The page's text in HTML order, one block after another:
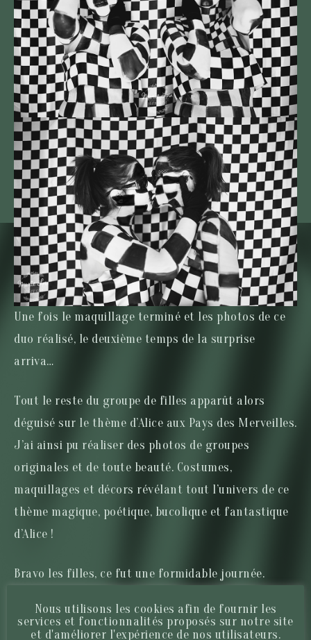
Une fois le maquillage terminé et les photos de ce
duo réalisé, le deuxième temps de la surprise
arriva…
Tout le reste du groupe de filles apparût alors
déguisé sur le thème d’Alice aux Pays des Merveilles.
J’ai ainsi pu réaliser des photos de groupes
originales et de toute beauté. Costumes,
maquillages et décors révélant tout l’univers de ce
thème magique, poétique, bucolique et fantastique
d’Alice !
Bravo les filles, ce fut une formidable journée.
Audrey, Sophie, je vous souhaite tous mes vœux de
bonheur ! J’espère que l’on se recroisera un jour !
Nous utilisons les cookies afin de fournir les
services et fonctionnalités proposés sur notre site
et d'améliorer l'expérience de nos utilisateurs.